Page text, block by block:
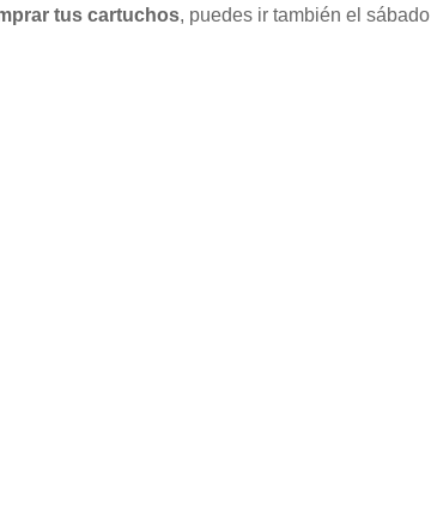
tus cartuchos, puedes ir también el sábado